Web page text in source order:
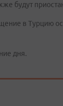
будут
в Турцию
дня.